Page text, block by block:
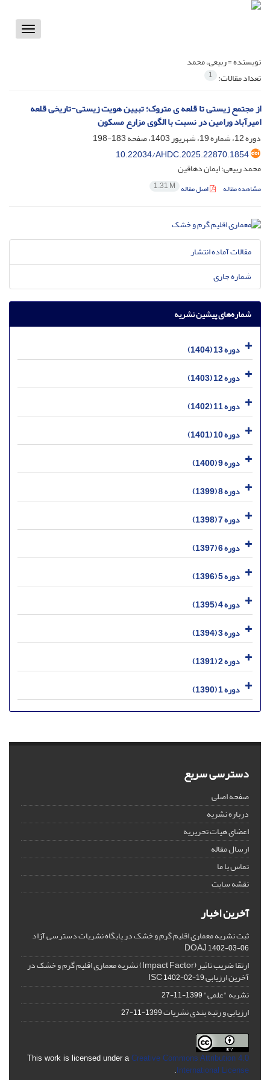
Toggle
نویسنده =ربیعی، محمد
تعداد مقالات: 1
از مجتمع زیستی تا قلعه ی متروک؛ تبیین هویت زیستی-تاریخی قلعه
امیرآباد ورامین در نسبت با الگوی مزارع مسکون
دوره 12، شماره 19، شهریور 1403، صفحه
183-198
10.22034/AHDC.2025.22870.1854
محمد ربیعی؛ ایمان دهاقین
مشاهده مقاله اصل مقاله 1.31 M
مقالات آماده انتشار
شماره جاری
شماره‌های پیشین نشریه
دوره 13 (1404)
دوره 12 (1403)
دوره 11 (1402)
دوره 10 (1401)
دوره 9 (1400)
دوره 8 (1399)
دوره 7 (1398)
دوره 6 (1397)
دوره 5 (1396)
دوره 4 (1395)
دوره 3 (1394)
دوره 2 (1391)
دوره 1 (1390)
دسترسی سریع
صفحه اصلی
درباره نشریه
اعضای هیات تحریریه
ارسال مقاله
تماس با ما
نقشه سایت
آخرین اخبار
ثبت نشریه معماری اقلیم گرم و خشک در پایگاه نشریات دسترسی آزاد
DOAJ1402-03-06
ارتقا ضریب تاثیر (Impact Factor) نشریه معماری اقلیم گرم و خشک در
آخرین ارزیابی ISC1402-02-19
نشریه "علمی"1399-11-27
ارزیابی و رتبه بندی نشریات1399-11-27
This work is licensed under a Creative Commons Attribution 4.0
International License
.